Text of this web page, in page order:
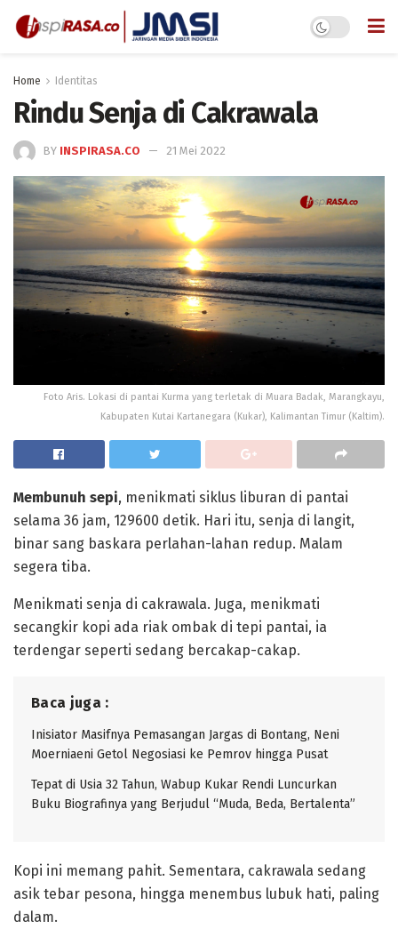
Home Identitas
Rindu Senja di Cakrawala
BY INSPIRASA.CO 21 Mei 2022
Foto Aris. Lokasi di pantai Kurma yang terletak di Muara Badak, Marangkayu,
Kabupaten Kutai Kartanegara (Kukar), Kalimantan Timur (Kaltim).
Membunuh sepi, menikmati siklus liburan di pantai
selama 36 jam, 129600 detik. Hari itu, senja di langit,
binar sang baskara perlahan-lahan redup. Malam
segera tiba.
Menikmati senja di cakrawala. Juga, menikmati
secangkir kopi ada riak ombak di tepi pantai, ia
terdengar seperti sedang bercakap-cakap.
Baca juga :
Inisiator Masifnya Pemasangan Jargas di Bontang, Neni
Moerniaeni Getol Negosiasi ke Pemrov hingga Pusat
Tepat di Usia 32 Tahun, Wabup Kukar Rendi Luncurkan
Buku Biografinya yang Berjudul “Muda, Beda, Bertalenta”
Kopi ini memang pahit. Sementara, cakrawala sedang
asik tebar pesona, hingga menembus lubuk hati, paling
dalam.